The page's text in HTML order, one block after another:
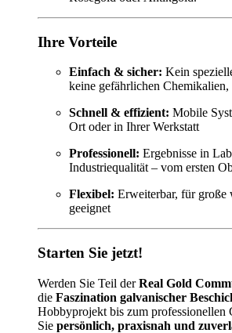
Ihre Vorteile
Einfach & sicher: Kein
keine gefährlichen
Schnell & effizient: Mobile
Ort oder in Ihrer Werkstatt
Professionell: Ergebnisse in
Industriequalität – vom ersten
Flexibel: Erweiterbar, für große
geeignet
Starten Sie jetzt!
Werden Sie Teil derReal Gold
die Faszination galvanischer
Hobbyprojekt bis zum professionellen
Sie persönlich, praxisnah und